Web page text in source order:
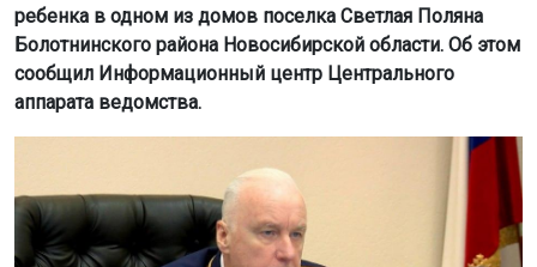
ребенка в одном из домов поселка Светлая Поляна
Болотнинского района Новосибирской области. Об этом
сообщил Информационный центр Центрального
аппарата ведомства.